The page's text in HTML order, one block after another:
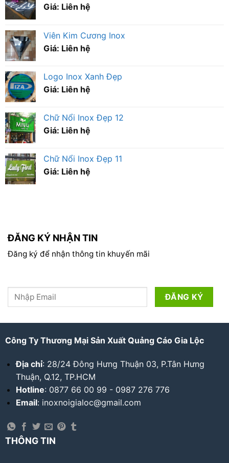
Giá: Liên hệ
Viên Kim Cương Inox
Giá: Liên hệ
Logo Inox Xanh Đẹp
Giá: Liên hệ
Chữ Nổi Inox Đẹp 12
Giá: Liên hệ
Chữ Nổi Inox Đẹp 11
Giá: Liên hệ
ĐĂNG KÝ NHẬN TIN
Đăng ký để nhận thông tin khuyến mãi
Công Ty Thương Mại Sản Xuất Quảng Cáo Gia Lộc
Địa chỉ: 28/24 Đông Hưng Thuận 03, P.Tân Hưng
Thuận, Q.12, TP.HCM
Hotline: 0877 66 00 99 - 0987 276 776
Email: inoxnoigialoc@gmail.com
THÔNG TIN